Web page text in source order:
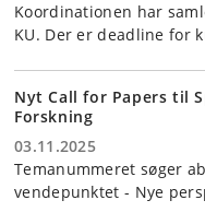
Koordinationen har
KU. Der er deadline for
Nyt Call for Papers til
Forskning
03.11.2025
Temanummeret søger
vendepunktet - Nye